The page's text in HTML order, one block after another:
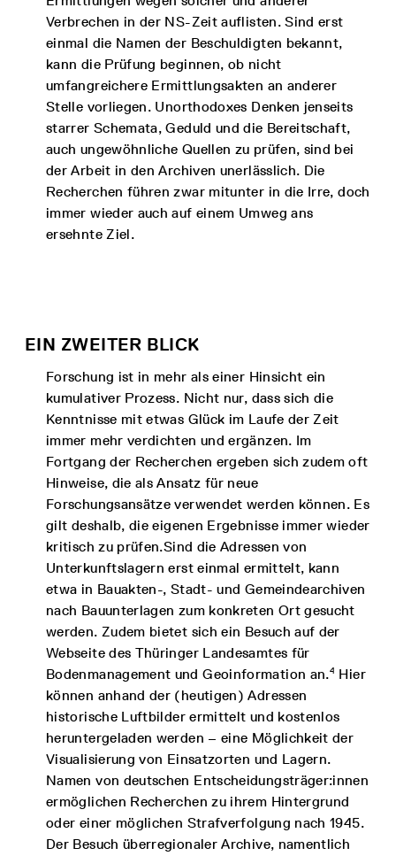
Verbrechen in der NS-Zeit auflisten. Sind erst
einmal die Namen der Beschuldigten bekannt,
kann die Prüfung beginnen, ob nicht
umfangreichere Ermittlungsakten an anderer
Stelle vorliegen. Unorthodoxes Denken jenseits
starrer Schemata, Geduld und die Bereitschaft,
auch ungewöhnliche Quellen zu prüfen, sind bei
der Arbeit in den Archiven unerlässlich. Die
Recherchen führen zwar mitunter in die Irre, doch
immer wieder auch auf einem Umweg ans
ersehnte Ziel.
EIN ZWEITER BLICK
Forschung ist in mehr als einer Hinsicht ein
kumulativer Prozess. Nicht nur, dass sich die
Kenntnisse mit etwas Glück im Laufe der Zeit
immer mehr verdichten und ergänzen. Im
Fortgang der Recherchen ergeben sich zudem oft
Hinweise, die als Ansatz für neue
Forschungsansätze verwendet werden können. Es
gilt deshalb, die eigenen Ergebnisse immer wieder
kritisch zu prüfen.Sind die Adressen von
Unterkunftslagern erst einmal ermittelt, kann
etwa in Bauakten-, Stadt- und Gemeindearchiven
nach Bauunterlagen zum konkreten Ort gesucht
werden. Zudem bietet sich ein Besuch auf der
Webseite des Thüringer Landesamtes für
Bodenmanagement und Geoinformation an.4 Hier
können anhand der (heutigen) Adressen
historische Luftbilder ermittelt und kostenlos
heruntergeladen werden – eine Möglichkeit der
Visualisierung von Einsatzorten und Lagern.
Namen von deutschen Entscheidungsträger:innen
ermöglichen Recherchen zu ihrem Hintergrund
oder einer möglichen Strafverfolgung nach 1945.
Der Besuch überregionaler Archive, namentlich